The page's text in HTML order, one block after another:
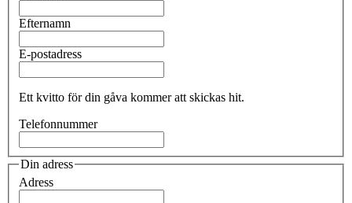
Efternamn
E-postadress
Ett kvitto för din gåva kommer att skickas hit.
Telefonnummer
Din adress
Adress